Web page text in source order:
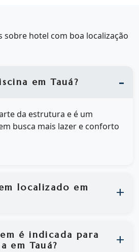
hotel com boa localização
em Tauá?
da estrutura e é um
busca mais lazer e conforto
localizado em
é indicada para
em Tauá?